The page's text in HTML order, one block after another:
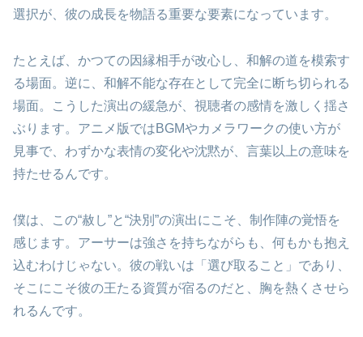
選択が、彼の成長を物語る重要な要素になっています。
たとえば、かつての因縁相手が改心し、和解の道を模索す
る場面。逆に、和解不能な存在として完全に断ち切られる
場面。こうした演出の緩急が、視聴者の感情を激しく揺さ
ぶります。アニメ版ではBGMやカメラワークの使い方が
見事で、わずかな表情の変化や沈黙が、言葉以上の意味を
持たせるんです。
僕は、この“赦し”と“決別”の演出にこそ、制作陣の覚悟を
感じます。アーサーは強さを持ちながらも、何もかも抱え
込むわけじゃない。彼の戦いは「選び取ること」であり、
そこにこそ彼の王たる資質が宿るのだと、胸を熱くさせら
れるんです。